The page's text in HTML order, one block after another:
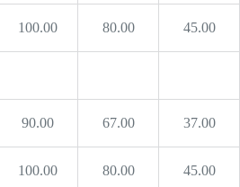
100.00 80.00 45.00
90.00 67.00 37.00
100.00 80.00 45.00